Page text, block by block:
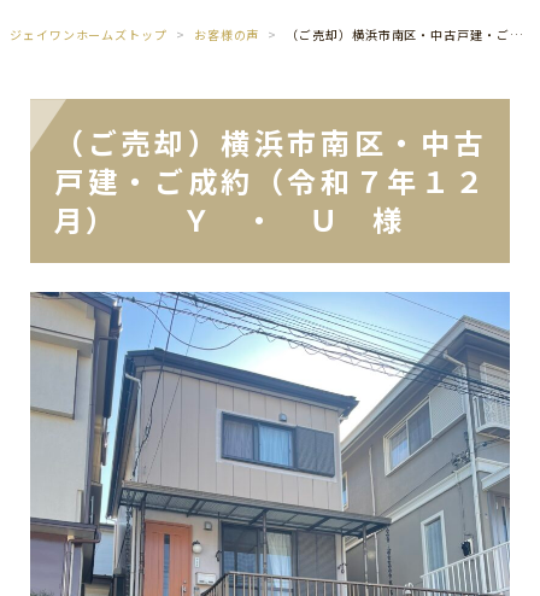
ジェイワンホームズトップ お客様の声 （ご売却）横浜市南区・中古戸建・ご成約（令和７年１２月） Ｙ ・ Ｕ 様
（ご売却）横浜市南区・中古
戸建・ご成約（令和７年１２
月） Ｙ ・ Ｕ 様